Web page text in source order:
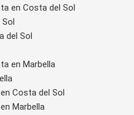
en Costa del Sol
del Sol
en Marbella
Costa del Sol
Marbella